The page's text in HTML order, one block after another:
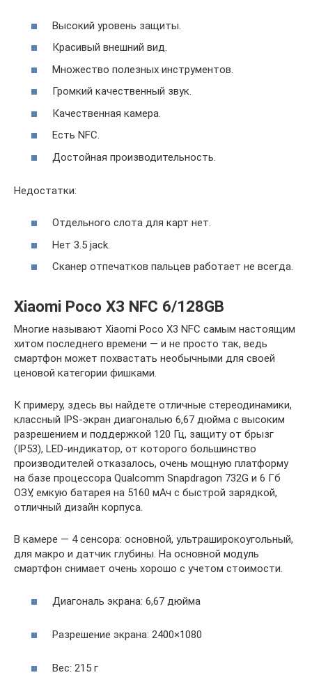
Высокий уровень защиты.
Красивый внешний вид.
Множество полезных инструментов.
Громкий качественный звук.
Качественная камера.
Есть NFC.
Достойная производительность.
Недостатки:
Отдельного слота для карт нет.
Нет 3.5 jack.
Сканер отпечатков пальцев работает не всегда.
Xiaomi Poco X3 NFC 6/128GB
Многие называют Xiaomi Poco X3 NFC самым настоящим
хитом последнего времени — и не просто так, ведь
смартфон может похвастать необычными для своей
ценовой категории фишками.
К примеру, здесь вы найдете отличные стереодинамики,
классный IPS-экран диагональю 6,67 дюйма с высоким
разрешением и поддержкой 120 Гц, защиту от брызг
(IP53), LED-индикатор, от которого большинство
производителей отказалось, очень мощную платформу
на базе процессора Qualcomm Snapdragon 732G и 6 Гб
ОЗУ, емкую батарея на 5160 мАч с быстрой зарядкой,
отличный дизайн корпуса.
В камере — 4 сенсора: основной, ультраширокоугольный,
для макро и датчик глубины. На основной модуль
смартфон снимает очень хорошо с учетом стоимости.
Диагональ экрана: 6,67 дюйма
Разрешение экрана: 2400×1080
Вес: 215 г